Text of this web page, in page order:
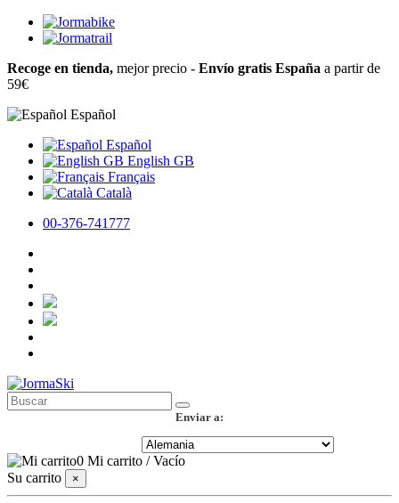
Recoge en tienda, mejor precio - Envío gratis España a partir de
59€
Español
Español
English GB
Français
Català
00-376-741777
Enviar a:
0 Mi carrito /Vacío
Su carrito
×